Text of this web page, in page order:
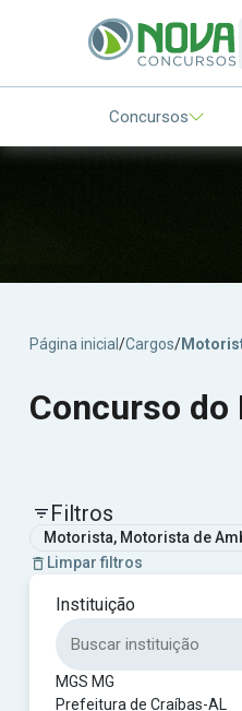
Concursos
Página inicial /Cargos/
Concurso
Filtros
Motorista, Motorista de
Limpar filtros
Instituição
MGS MG
Prefeitura de Craíbas-AL